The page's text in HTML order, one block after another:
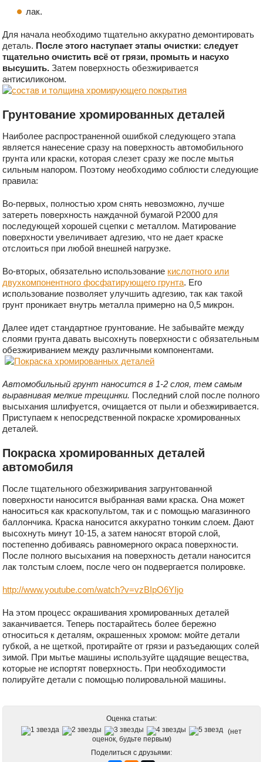
лак.
Для начала необходимо тщательно аккуратно демонтировать
деталь. После этого наступает этапы очистки: следует
тщательно очистить всё от грязи, промыть и насухо
высушить. Затем поверхность обезжиривается
антисиликоном.
Грунтование хромированных деталей
Наиболее распространенной ошибкой следующего этапа
является нанесение сразу на поверхность автомобильного
грунта или краски, которая слезет сразу же после мытья
сильным напором. Поэтому необходимо соблюсти следующие
правила:
Во-первых, полностью хром снять невозможно, лучше
затереть поверхность наждачной бумагой Р2000 для
последующей хорошей сцепки с металлом. Матирование
поверхности увеличивает адгезию, что не дает краске
отслоиться при любой внешней нагрузке.
Во-вторых, обязательно использование кислотного или
двухкомпонентного фосфатирующего грунта. Его
использование позволяет улучшить адгезию, так как такой
грунт проникает внутрь металла примерно на 0,5 микрон.
Далее идет стандартное грунтование. Не забывайте между
слоями грунта давать высохнуть поверхности с обязательным
обезжириванием между различными компонентами.
Автомобильный грунт наносится в 1-2 слоя, тем самым
выравнивая мелкие трещинки. Последний слой после полного
высыхания шлифуется, очищается от пыли и обезжиривается.
Приступаем к непосредственной покраске хромированных
деталей.
Покраска хромированных деталей
автомобиля
После тщательного обезжиривания загрунтованной
поверхности наносится выбранная вами краска. Она может
наноситься как краскопультом, так и с помощью магазинного
баллончика. Краска наносится аккуратно тонким слоем. Дают
высохнуть минут 10-15, а затем наносят второй слой,
постепенно добиваясь равномерного окраса поверхности.
После полного высыхания на поверхность детали наносится
лак толстым слоем, после чего он подвергается полировке.
http://www.youtube.com/watch?v=vzBIpO6YIjo
На этом процесс окрашивания хромированных деталей
заканчивается. Теперь постарайтесь более бережно
относиться к деталям, окрашенных хромом: мойте детали
губкой, а не щеткой, протирайте от грязи и разъедающих солей
зимой. При мытье машины используйте щадящие вещества,
которые не испортят поверхность. При необходимости
полируйте детали с помощью полировальной машины.
Оценка статьи:
(нет
оценок, будьте первым)
Поделиться с друзьями: